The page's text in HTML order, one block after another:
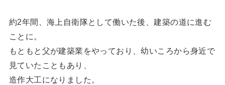
約2年間、海上自衛隊として働いた後、建築の道に進む
ことに。
もともと父が建築業をやっており、幼いころから身近で
見ていたこともあり、
造作大工になりました。